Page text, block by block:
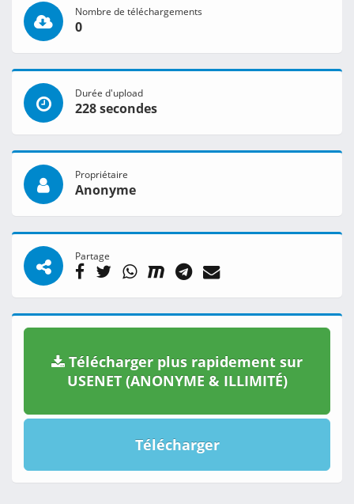
Nombre de téléchargements
0
Durée d'upload
228 secondes
Propriétaire
Anonyme
Partage
Télécharger plus rapidement sur
USENET (ANONYME & ILLIMITÉ)
Télécharger